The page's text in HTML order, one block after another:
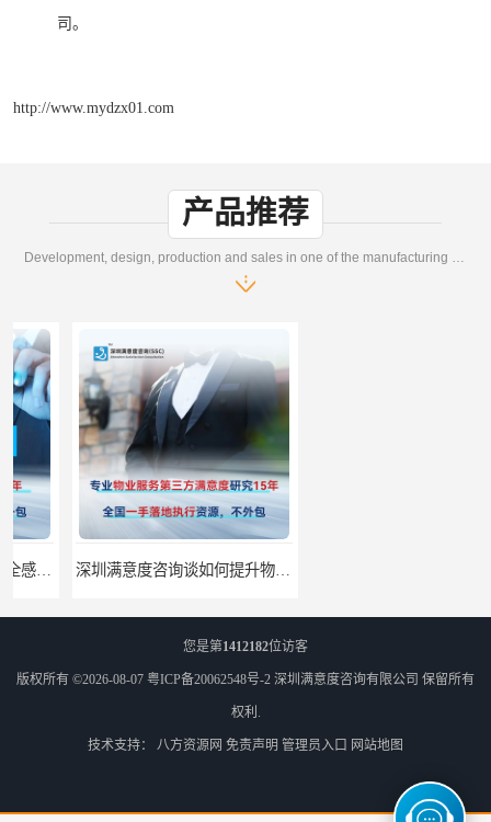
司。
http://www.mydzx01.com
产品推荐
深圳满意度咨询谈如何提升物业满意度
您是第1412182位访客
版权所有 ©2026-08-07 粤ICP备20062548号-2 深圳满意度咨询有限公司 保留所有
权利.
技术支持： 八方资源网 免责声明 管理员入口 网站地图